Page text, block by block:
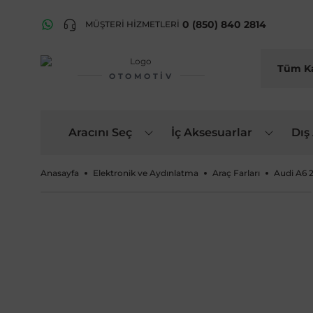
MÜŞTERİ HİZMETLERİ 0 (850) 840 2814
OTOMOTIV
Aracını Seç İç Aksesuarlar
Anasayfa Elektronik ve Aydınlatma Araç Farları Audi A6